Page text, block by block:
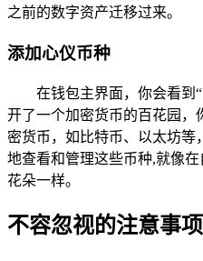
之前的数字资产迁移过来。
添加心仪币种
在钱包主界面，你会看到
开了一个加密货币的百花园，
密货币，如比特币、以太坊等
地查看和管理这些币种,就像
花朵一样。
不容忽视的注意事项